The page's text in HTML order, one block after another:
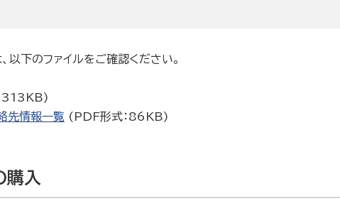
下のファイルをご確認ください。
先情報一覧 (PDF形式：86KB)
購入